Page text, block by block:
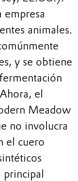
empresa
animales.
y se obtiene
el
Meadow
no involucra
el cuero
principal